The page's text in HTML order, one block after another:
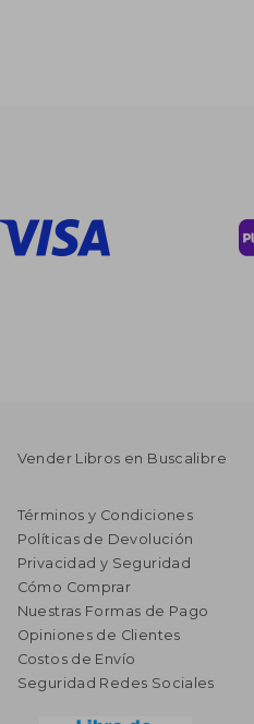
Vender Libros en Buscalibre
Términos y Condiciones
Políticas de Devolución
Privacidad y Seguridad
Cómo Comprar
Nuestras Formas de Pago
Opiniones de Clientes
Costos de Envío
Seguridad Redes Sociales